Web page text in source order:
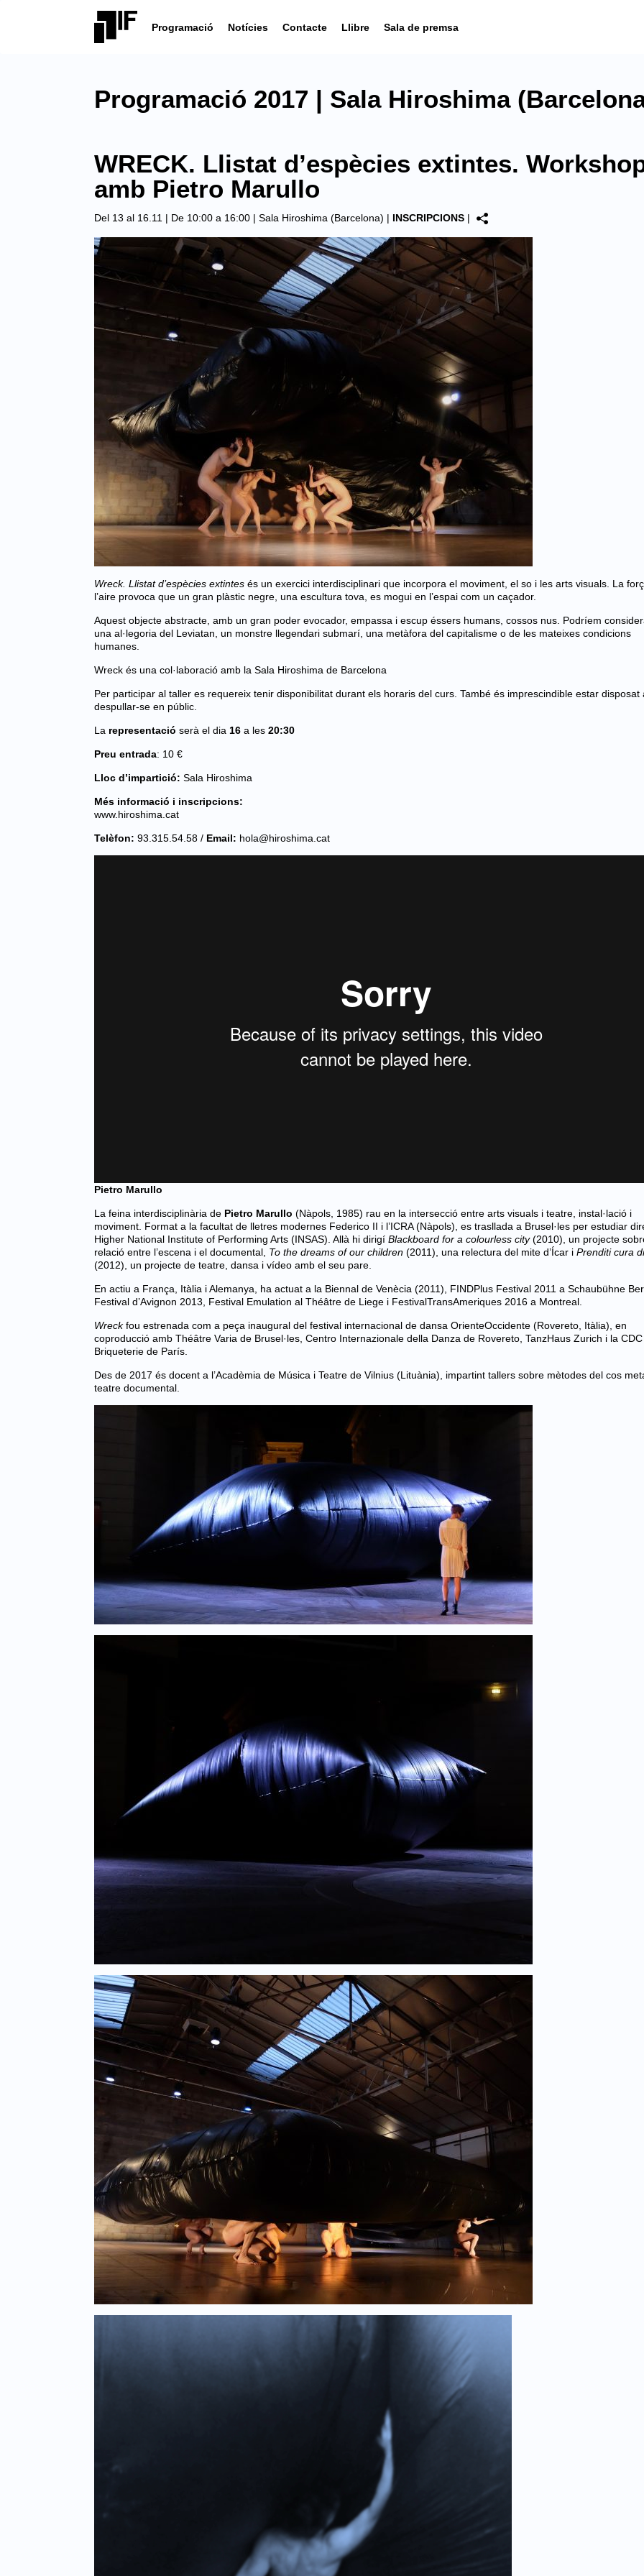
Programació Notícies Contacte Llibre Sala de premsa
Programació 2017 | Sala Hiroshima
WRECK. Llistat d’espècies extintes.
amb Pietro Marullo
Del 13 al 16.11 | De 10:00 a 16:00 | Sala Hiroshima (Barcelona) | INSCRIPCIONS |
Wreck. Llistat d’espècies extintes és un exercici interdisciplinari que incorpora el moviment, el so i les arts visuals. La
l’aire provoca que un gran plàstic negre, una escultura tova, es mogui en l’espai com un caçador.
Aquest objecte abstracte, amb un gran poder evocador, empassa i escup éssers humans, cossos nus. Podríem
una al·legoria del Leviatan, un monstre llegendari submarí, una metàfora del capitalisme o de les mateixes condicions
humanes.
Wreck és una col·laboració amb la Sala Hiroshima de Barcelona
Per participar al taller es requereix tenir disponibilitat durant els horaris del curs. També és imprescindible estar disposat
despullar-se en públic.
La representació serà el dia 16 a les 20:30
Preu entrada: 10 €
Lloc d’impartició: Sala Hiroshima
Més informació i inscripcions:
www.hiroshima.cat
Telèfon: 93.315.54.58 / Email: hola@hiroshima.cat
Pietro Marullo
La feina interdisciplinària de Pietro Marullo (Nàpols, 1985) rau en la intersecció entre arts visuals i teatre, instal·lació i
moviment. Format a la facultat de lletres modernes Federico II i l’ICRA (Nàpols), es trasllada a Brusel·les per estudiar
Higher National Institute of Performing Arts (INSAS). Allà hi dirigí Blackboard for a colourless city(2010), un projecte
relació entre l’escena i el documental, To the dreams of our children (2011), una relectura del mite d’Ícar i Prenditi cura
(2012), un projecte de teatre, dansa i vídeo amb el seu pare.
En actiu a França, Itàlia i Alemanya, ha actuat a la Biennal de Venècia (2011), FINDPlus Festival 2011 a Schaubühne
Festival d’Avignon 2013, Festival Emulation al Théâtre de Liege i FestivalTransAmeriques 2016 a Montreal.
Wreckfou estrenada com a peça inaugural del festival internacional de dansa OrienteOccidente (Rovereto, Itàlia), en
coproducció amb Théâtre Varia de Brusel·les, Centro Internazionale della Danza de Rovereto, TanzHaus Zurich i la
Briqueterie de París.
Des de 2017 és docent a l’Acadèmia de Música i Teatre de Vilnius (Lituània), impartint tallers sobre mètodes del cos
teatre documental.